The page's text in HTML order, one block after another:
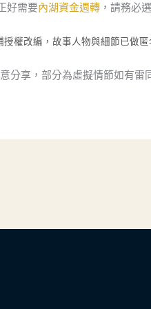
好需要內湖資金週轉 ，請務必
權改編，故事人物與細節已做
分享，部分為虛擬情節如有雷